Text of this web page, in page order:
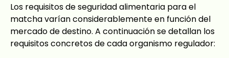
Los requisitos de seguridad alimentaria para el
matcha varían considerablemente en función del
mercado de destino. A continuación se detallan los
requisitos concretos de cada organismo regulador: